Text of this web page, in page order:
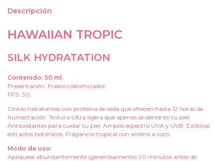
Descripción
HAWAIIAN TROPIC
SILK HYDRATATION
Contenido: 50 ml.
Presentación: Frasco c/atomizador.
FPS: 30.
Cintas hidratantes con proteína de seda que ofrecen hasta 12 horas de
humectación. Textura Ultra ligera que apenas se siente en tu piel.
Antioxidantes para cuidar tu piel. Amplio espectro UVA y UVB. Exóticos
extractos botánicos. Fragancia tropical con aroma a coco.
Modo de uso:
Aplíquese abundantemente (generosamente) 20 minutos antes de